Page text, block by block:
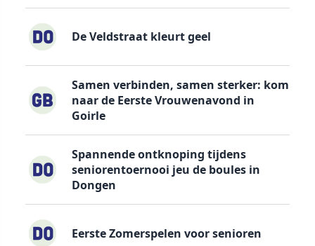
De Veldstraat kleurt geel
Samen verbinden, samen sterker: kom
naar de Eerste Vrouwenavond in
Goirle
Spannende ontknoping tijdens
seniorentoernooi jeu de boules in
Dongen
Eerste Zomerspelen voor senioren